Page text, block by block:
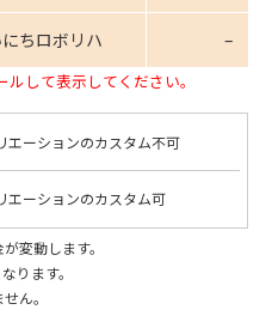
ちロボリハ –
して表示してください。
エーションのカスタム不可
エーションのカスタム可
変動します。
ります。
ん。